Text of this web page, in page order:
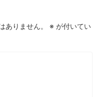
ありません。 ※ が付いてい